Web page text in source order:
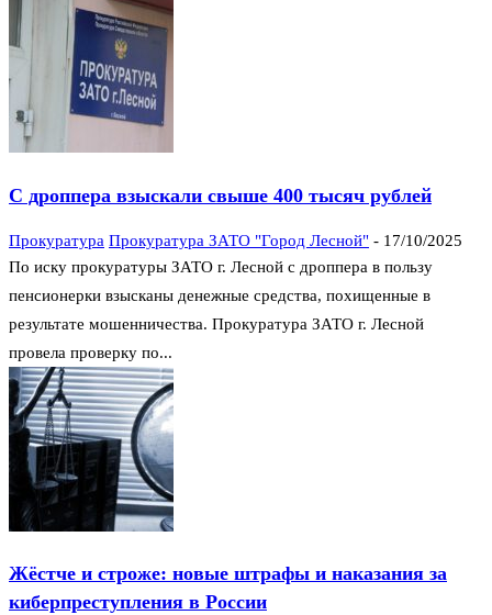
С дроппера взыскали свыше 400 тысяч рублей
Прокуратура Прокуратура ЗАТО "Город Лесной" - 17/10/2025
По иску прокуратуры ЗАТО г. Лесной с дроппера в пользу
пенсионерки взысканы денежные средства, похищенные в
результате мошенничества. Прокуратура ЗАТО г. Лесной
провела проверку по...
Жёстче и строже: новые штрафы и наказания за
киберпреступления в России